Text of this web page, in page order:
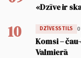
«Dzīve ir
10 DZĪVESSTILS
Komsi –
Valmierā